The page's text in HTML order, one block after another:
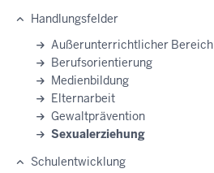
Handlungsfelder
Außerunterrichtlicher Bereich
Berufsorientierung
Medienbildung
Elternarbeit
Gewaltprävention
Sexualerziehung
Schulentwicklung